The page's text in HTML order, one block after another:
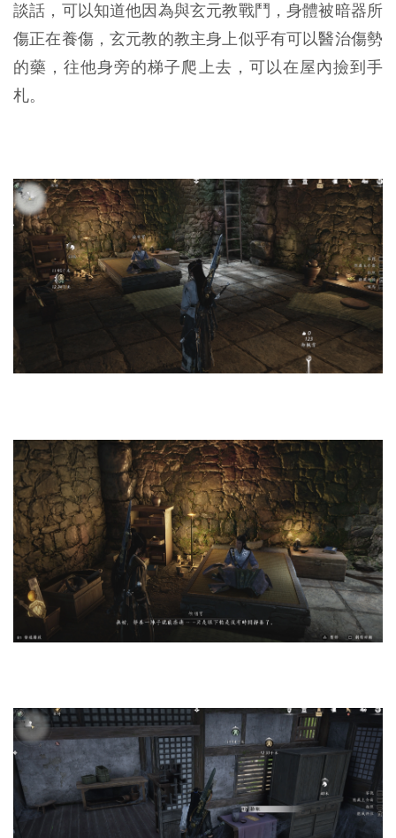
談話，可以知道他因為與玄元教戰鬥，身體被暗器所
傷正在養傷，玄元教的教主身上似乎有可以醫治傷勢
的藥，往他身旁的梯子爬上去，可以在屋內撿到手
札。